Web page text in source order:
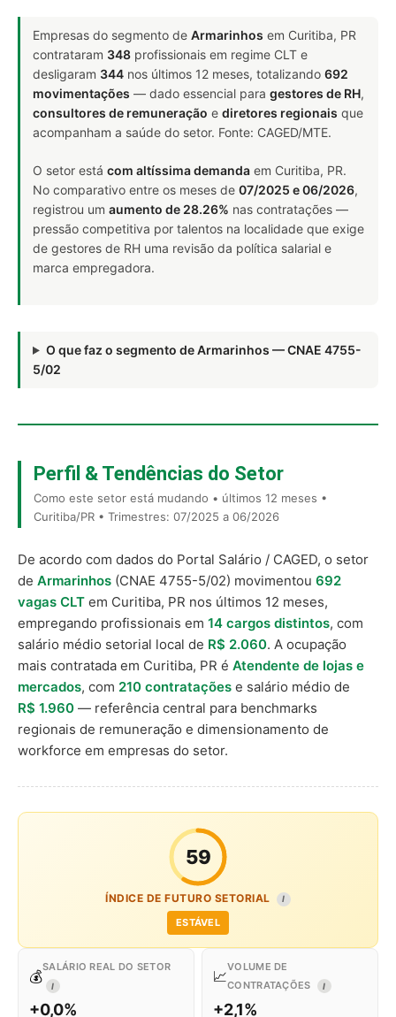
Empresas do segmento de Armarinhos em Curitiba, PR
contrataram 348 profissionais em regime CLT e
desligaram 344 nos últimos 12 meses, totalizando 692
movimentações — dado essencial para gestores de RH,
consultores de remuneração e diretores regionais que
acompanham a saúde do setor. Fonte: CAGED/MTE.
O setor está com altíssima demanda em Curitiba, PR.
No comparativo entre os meses de 07/2025 e 06/2026,
registrou um aumento de 28.26% nas contratações —
pressão competitiva por talentos na localidade que exige
de gestores de RH uma revisão da política salarial e
marca empregadora.
O que faz o segmento de Armarinhos — CNAE 4755-
5/02
Perfil & Tendências do Setor
Como este setor está mudando • últimos 12 meses •
Curitiba/PR • Trimestres: 07/2025 a 06/2026
De acordo com dados do Portal Salário / CAGED, o setor
de Armarinhos (CNAE 4755-5/02) movimentou 692
vagas CLT em Curitiba, PR nos últimos 12 meses,
empregando profissionais em 14 cargos distintos, com
salário médio setorial local de R$ 2.060. A ocupação
mais contratada em Curitiba, PR é Atendente de lojas e
mercados, com 210 contratações e salário médio de
R$ 1.960 — referência central para benchmarks
regionais de remuneração e dimensionamento de
workforce em empresas do setor.
59
ÍNDICE DE FUTURO SETORIAL I
ESTÁVEL
💰
SALÁRIO REAL DO SETOR
I
+0,0%
📈
VOLUME DE
CONTRATAÇÕES
I
+2,1%